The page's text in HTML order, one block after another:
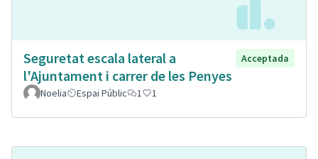
Seguretat escala lateral a
l'Ajuntament i carrer de les Penyes
Acceptada
Noelia Espai Públic 1 1